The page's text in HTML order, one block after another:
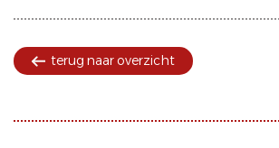
terug naar overzicht